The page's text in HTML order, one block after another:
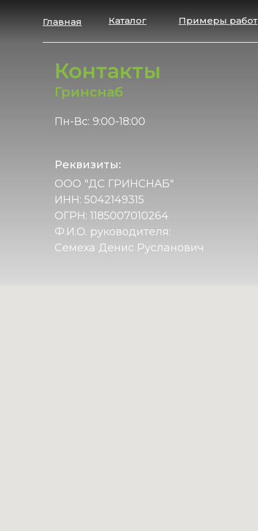
Примеры работ
Главная Каталог
Контакты
Гринснаб
ООО "ДС ГРИНСНАБ"
ИНН: 5042149315
ОГРН: 1185007010264
Ф.И.О. руководителя:
Семеха Денис Русланович
Пн-Вс: 9:00-18:00
Реквизиты: